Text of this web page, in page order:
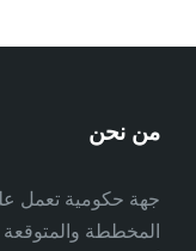
من نحن
جهة حكومية تعمل
المخططة